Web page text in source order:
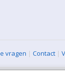
vragen | Contact |